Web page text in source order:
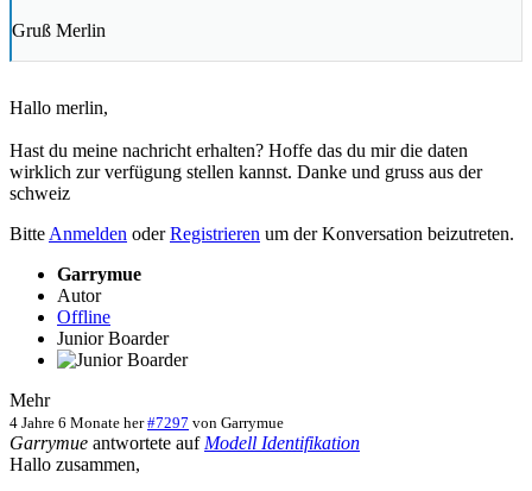
Gruß Merlin
Hallo merlin,
Hast du meine nachricht erhalten? Hoffe das du mir die daten
wirklich zur verfügung stellen kannst. Danke und gruss aus der
schweiz
Bitte Anmelden oderRegistrieren um der Konversation beizutreten.
Garrymue
Autor
Offline
Junior Boarder
Mehr
4 Jahre 6 Monate her #7297 von Garrymue
Garrymue antwortete auf Modell Identifikation
Hallo zusammen,